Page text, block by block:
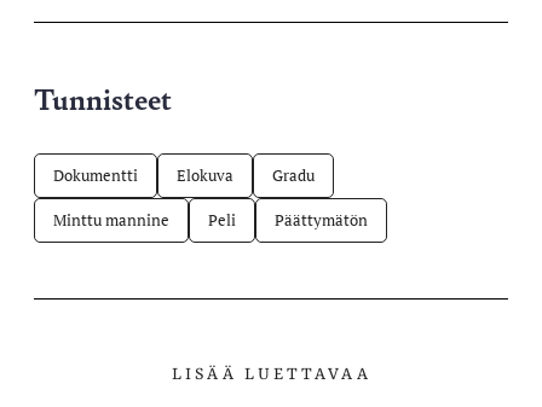
Tunnisteet
Dokumentti Elokuva Gradu
Minttu mannine Peli Päättymätön
LISÄÄ LUETTAVAA